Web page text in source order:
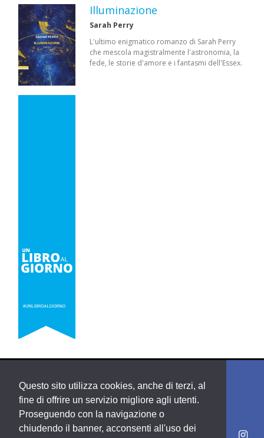
Questo sito utilizza cookies, anche di terzi, al
fine di offrire un servizio migliore agli utenti.
Proseguendo con la navigazione o
chiudendo il banner, acconsenti all'uso dei
Illuminazione
Sarah Perry
L'ultimo enigmatico romanzo di Sarah Perry
che mescola magistralmente l'astronomia, la
fede, le storie d'amore e i fantasmi dell'Essex.